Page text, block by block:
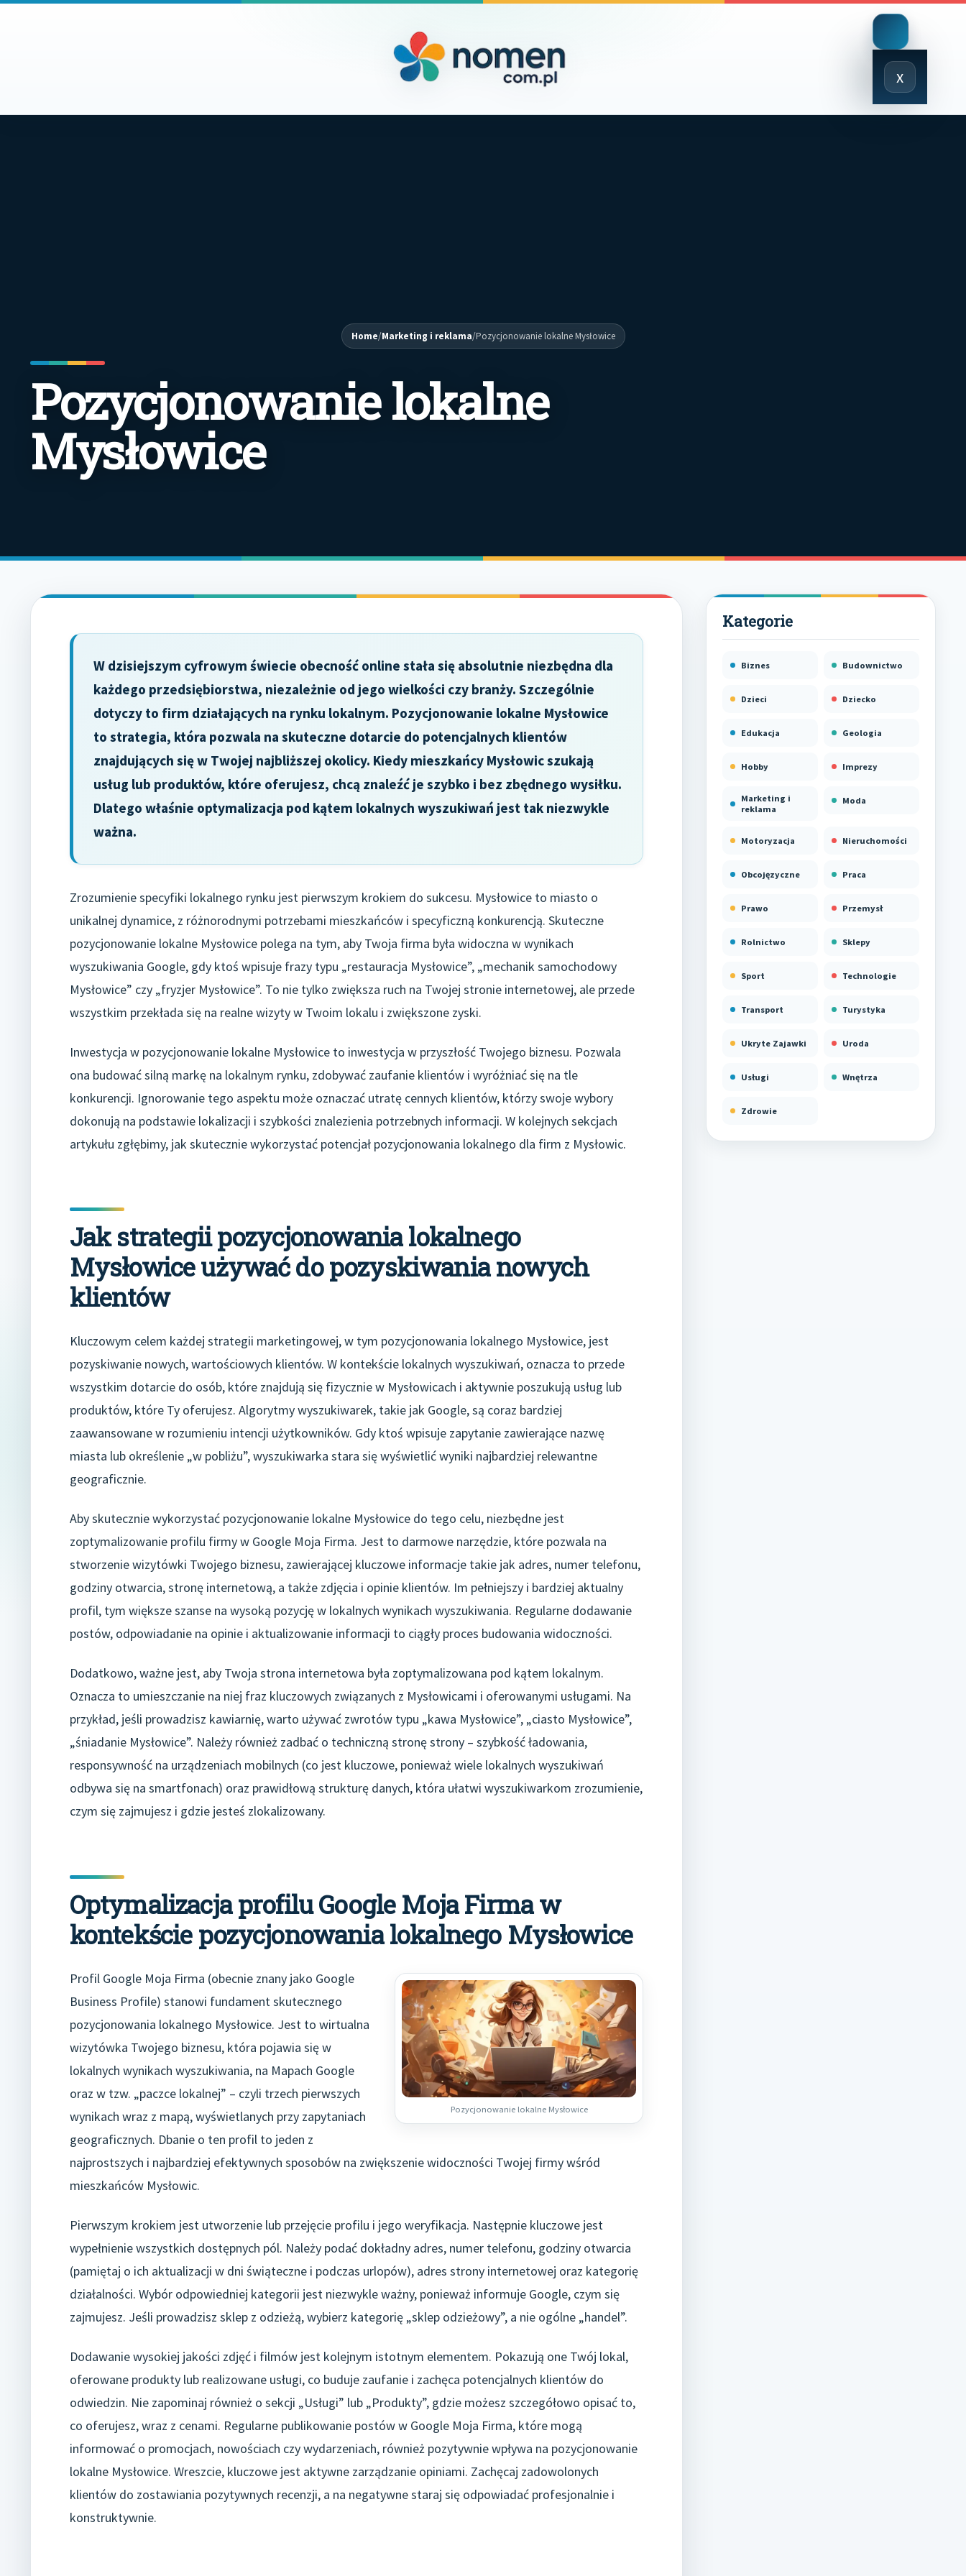
x
Close
Menu
Home/Marketing i reklama/Pozycjonowanie lokalne Mysłowice
Pozycjonowanie lokalne
Mysłowice
W dzisiejszym cyfrowym świecie obecność online stała się absolutnie niezbędna dla
każdego przedsiębiorstwa, niezależnie od jego wielkości czy branży. Szczególnie
dotyczy to firm działających na rynku lokalnym. Pozycjonowanie lokalne Mysłowice
to strategia, która pozwala na skuteczne dotarcie do potencjalnych klientów
znajdujących się w Twojej najbliższej okolicy. Kiedy mieszkańcy Mysłowic szukają
usług lub produktów, które oferujesz, chcą znaleźć je szybko i bez zbędnego wysiłku.
Dlatego właśnie optymalizacja pod kątem lokalnych wyszukiwań jest tak niezwykle
ważna.
Zrozumienie specyfiki lokalnego rynku jest pierwszym krokiem do sukcesu. Mysłowice to miasto o
unikalnej dynamice, z różnorodnymi potrzebami mieszkańców i specyficzną konkurencją. Skuteczne
pozycjonowanie lokalne Mysłowice polega na tym, aby Twoja firma była widoczna w wynikach
wyszukiwania Google, gdy ktoś wpisuje frazy typu „restauracja Mysłowice”, „mechanik samochodowy
Mysłowice” czy „fryzjer Mysłowice”. To nie tylko zwiększa ruch na Twojej stronie internetowej, ale przede
wszystkim przekłada się na realne wizyty w Twoim lokalu i zwiększone zyski.
Inwestycja w pozycjonowanie lokalne Mysłowice to inwestycja w przyszłość Twojego biznesu. Pozwala
ona budować silną markę na lokalnym rynku, zdobywać zaufanie klientów i wyróżniać się na tle
konkurencji. Ignorowanie tego aspektu może oznaczać utratę cennych klientów, którzy swoje wybory
dokonują na podstawie lokalizacji i szybkości znalezienia potrzebnych informacji. W kolejnych sekcjach
artykułu zgłębimy, jak skutecznie wykorzystać potencjał pozycjonowania lokalnego dla firm z Mysłowic.
Jak strategii pozycjonowania lokalnego
Mysłowice używać do pozyskiwania nowych
klientów
Kluczowym celem każdej strategii marketingowej, w tym pozycjonowania lokalnego Mysłowice, jest
pozyskiwanie nowych, wartościowych klientów. W kontekście lokalnych wyszukiwań, oznacza to przede
wszystkim dotarcie do osób, które znajdują się fizycznie w Mysłowicach i aktywnie poszukują usług lub
produktów, które Ty oferujesz. Algorytmy wyszukiwarek, takie jak Google, są coraz bardziej
zaawansowane w rozumieniu intencji użytkowników. Gdy ktoś wpisuje zapytanie zawierające nazwę
miasta lub określenie „w pobliżu”, wyszukiwarka stara się wyświetlić wyniki najbardziej relewantne
geograficznie.
Aby skutecznie wykorzystać pozycjonowanie lokalne Mysłowice do tego celu, niezbędne jest
zoptymalizowanie profilu firmy w Google Moja Firma. Jest to darmowe narzędzie, które pozwala na
stworzenie wizytówki Twojego biznesu, zawierającej kluczowe informacje takie jak adres, numer telefonu,
godziny otwarcia, stronę internetową, a także zdjęcia i opinie klientów. Im pełniejszy i bardziej aktualny
profil, tym większe szanse na wysoką pozycję w lokalnych wynikach wyszukiwania. Regularne dodawanie
postów, odpowiadanie na opinie i aktualizowanie informacji to ciągły proces budowania widoczności.
Dodatkowo, ważne jest, aby Twoja strona internetowa była zoptymalizowana pod kątem lokalnym.
Oznacza to umieszczanie na niej fraz kluczowych związanych z Mysłowicami i oferowanymi usługami. Na
przykład, jeśli prowadzisz kawiarnię, warto używać zwrotów typu „kawa Mysłowice”, „ciasto Mysłowice”,
„śniadanie Mysłowice”. Należy również zadbać o techniczną stronę strony – szybkość ładowania,
responsywność na urządzeniach mobilnych (co jest kluczowe, ponieważ wiele lokalnych wyszukiwań
odbywa się na smartfonach) oraz prawidłową strukturę danych, która ułatwi wyszukiwarkom zrozumienie,
czym się zajmujesz i gdzie jesteś zlokalizowany.
Optymalizacja profilu Google Moja Firma w
kontekście pozycjonowania lokalnego Mysłowice
Pozycjonowanie lokalne Mysłowice
Profil Google Moja Firma (obecnie znany jako Google
Business Profile) stanowi fundament skutecznego
pozycjonowania lokalnego Mysłowice. Jest to wirtualna
wizytówka Twojego biznesu, która pojawia się w
lokalnych wynikach wyszukiwania, na Mapach Google
oraz w tzw. „paczce lokalnej” – czyli trzech pierwszych
wynikach wraz z mapą, wyświetlanych przy zapytaniach
geograficznych. Dbanie o ten profil to jeden z
najprostszych i najbardziej efektywnych sposobów na zwiększenie widoczności Twojej firmy wśród
mieszkańców Mysłowic.
Pierwszym krokiem jest utworzenie lub przejęcie profilu i jego weryfikacja. Następnie kluczowe jest
wypełnienie wszystkich dostępnych pól. Należy podać dokładny adres, numer telefonu, godziny otwarcia
(pamiętaj o ich aktualizacji w dni świąteczne i podczas urlopów), adres strony internetowej oraz kategorię
działalności. Wybór odpowiedniej kategorii jest niezwykle ważny, ponieważ informuje Google, czym się
zajmujesz. Jeśli prowadzisz sklep z odzieżą, wybierz kategorię „sklep odzieżowy”, a nie ogólne „handel”.
Dodawanie wysokiej jakości zdjęć i filmów jest kolejnym istotnym elementem. Pokazują one Twój lokal,
oferowane produkty lub realizowane usługi, co buduje zaufanie i zachęca potencjalnych klientów do
odwiedzin. Nie zapominaj również o sekcji „Usługi” lub „Produkty”, gdzie możesz szczegółowo opisać to,
co oferujesz, wraz z cenami. Regularne publikowanie postów w Google Moja Firma, które mogą
informować o promocjach, nowościach czy wydarzeniach, również pozytywnie wpływa na pozycjonowanie
lokalne Mysłowice. Wreszcie, kluczowe jest aktywne zarządzanie opiniami. Zachęcaj zadowolonych
klientów do zostawiania pozytywnych recenzji, a na negatywne staraj się odpowiadać profesjonalnie i
konstruktywnie.
Biznes Budownictwo
Dzieci Dziecko
Edukacja Geologia
Hobby Imprezy
Marketing i
reklama
Moda
Motoryzacja Nieruchomości
Obcojęzyczne Praca
Prawo Przemysł
Rolnictwo Sklepy
Sport Technologie
Transport Turystyka
Ukryte Zajawki Uroda
Usługi Wnętrza
Zdrowie